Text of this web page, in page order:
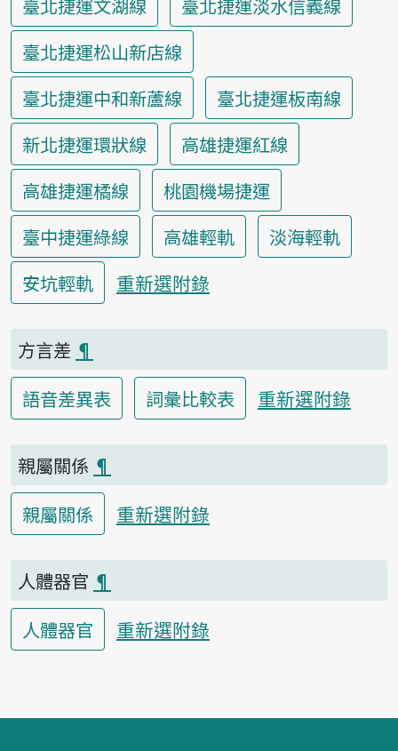
臺北捷運文湖線
臺北捷運淡水信義線
臺北捷運松山新店線
臺北捷運中和新蘆線
臺北捷運板南線
新北捷運環狀線
高雄捷運紅線
高雄捷運橘線
桃園機場捷運
臺中捷運綠線
高雄輕軌
淡海輕軌
安坑輕軌
重新選附錄
方言差 ¶
語音差異表
詞彙比較表 重新選附錄
親屬關係 ¶
親屬關係
重新選附錄
人體器官 ¶
人體器官
重新選附錄